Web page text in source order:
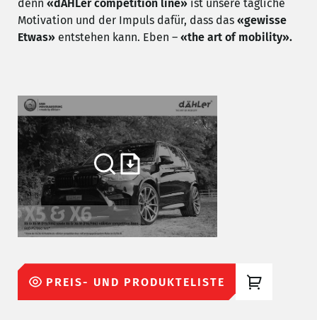
denn «dÄHLer competition line» ist unsere tägliche
Motivation und der Impuls dafür, dass das «gewisse
Etwas» entstehen kann. Eben – «the art of mobility».
PREIS- UND PRODUKTELISTE